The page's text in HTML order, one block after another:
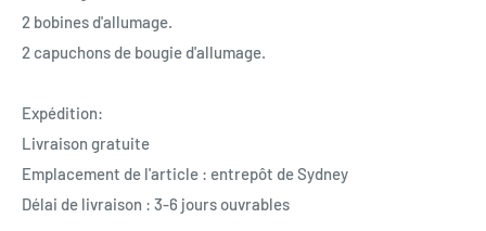
2 bobines d'allumage.
2 capuchons de bougie d'allumage.
Expédition:
Livraison gratuite
Emplacement de l'article : entrepôt de Sydney
Délai de livraison : 3-6 jours ouvrables